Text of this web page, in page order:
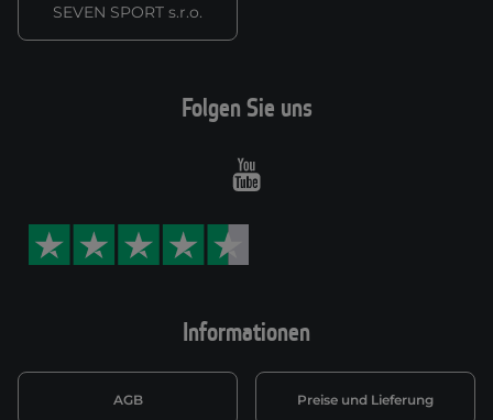
SEVEN SPORT s.r.o.
Informationen
AGB Preise und Lieferung
Folgen Sie uns
Youtube